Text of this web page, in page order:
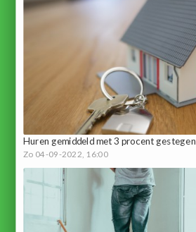
Huren gemiddeld met 3 procent gestegen
Zo 04-09-2022, 16:00